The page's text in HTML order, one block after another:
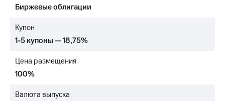
Достижения
Интервью
отчетность
Биржевые облигации
Купон
1-5 купоны — 18,75%
Цена размещения
100%
Валюта выпуска